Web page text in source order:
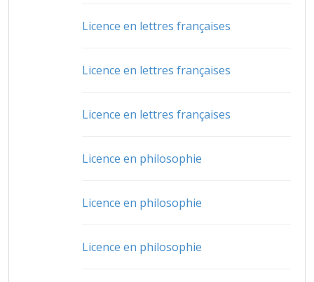
Licence en lettres françaises
Licence en lettres françaises
Licence en lettres françaises
Licence en philosophie
Licence en philosophie
Licence en philosophie